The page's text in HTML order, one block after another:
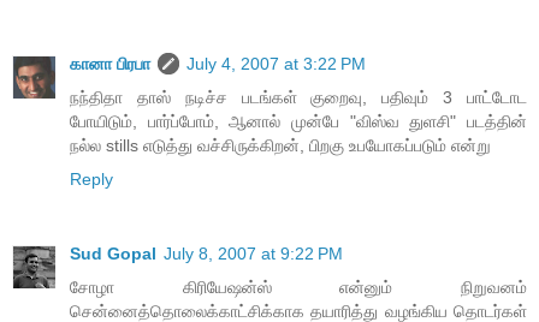
கானா பிரபா
July 4, 2007 at 3:22 PM
நந்திதா தாஸ் நடிச்ச படங்கள் குறைவு, பதிவும் 3 பாட்டோட
போயிடும், பார்ப்போம், ஆனால் முன்பே "விஸ்வ துளசி" படத்தின்
நல்ல stills எடுத்து வச்சிருக்கிறன், பிறகு உபயோகப்படும் என்று
Reply
Sud Gopal July 8, 2007 at 9:22 PM
சோழா கிரியேஷன்ஸ் என்னும் நிறுவனம்
சென்னைத்தொலைக்காட்சிக்காக தயாரித்து வழங்கிய தொடர்கள்